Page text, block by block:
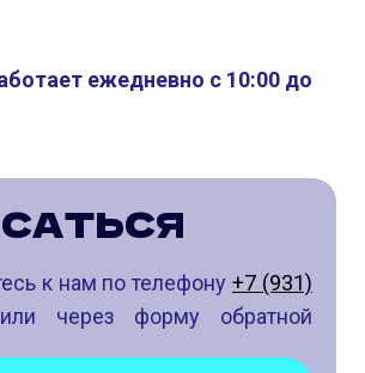
ежедневно с 10:00 до
к нам по телефону+7 (931)
через форму обратной